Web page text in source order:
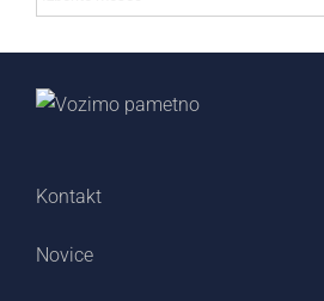
Kontakt
Novice